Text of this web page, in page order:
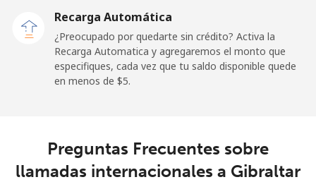
⁦27.5¢⁩
Gibraltar
Celular ⁦21.5¢⁩
23 min por
⁦$5⁩
Recarga Automática
¿Preocupado por quedarte sin crédito? Activa la
Recarga Automatica y agregaremos el monto que
especifiques, cada vez que tu saldo disponible quede
en menos de ⁦$5⁩.
Preguntas Frecuentes sobre
llamadas internacionales a Gibraltar